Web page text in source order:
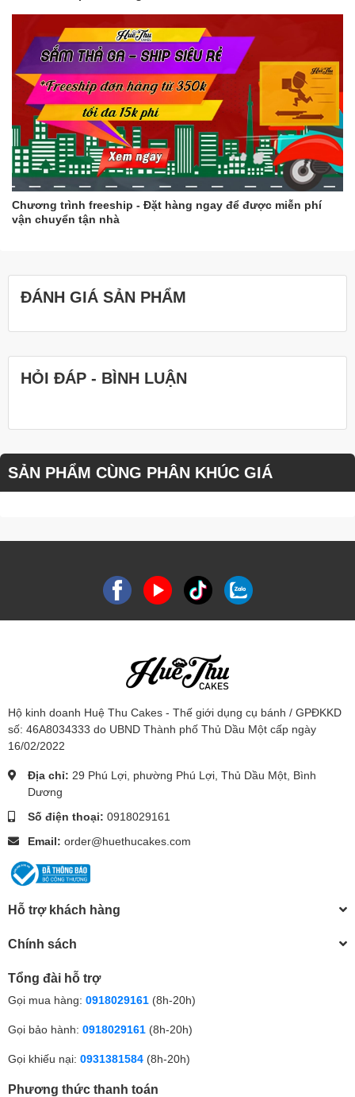
Chương trình freeship - Đặt hàng ngay để được miễn phí
vận chuyển tận nhà
ĐÁNH GIÁ SẢN PHẨM
HỎI ĐÁP - BÌNH LUẬN
SẢN PHẨM CÙNG PHÂN KHÚC GIÁ
Hộ kinh doanh Huệ Thu Cakes - Thế giới dụng cụ bánh / GPĐKKD
số: 46A8034333 do UBND Thành phố Thủ Dầu Một cấp ngày
16/02/2022
Địa chỉ: 29 Phú Lợi, phường Phú Lợi, Thủ Dầu Một, Bình
Dương
Số điện thoại: 0918029161
Email: order@huethucakes.com
Hỗ trợ khách hàng
Chính sách
Tổng đài hỗ trợ
Gọi mua hàng: 0918029161 (8h-20h)
Gọi bảo hành: 0918029161 (8h-20h)
Gọi khiếu nại: 0931381584 (8h-20h)
Phương thức thanh toán